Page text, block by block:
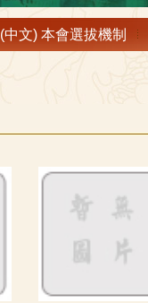
(中文) 本會選拔機制